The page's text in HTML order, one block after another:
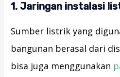
1. Jaringan instalasi
Sumber listrik yang
bangunan berasal dari
bisa juga menggunakan